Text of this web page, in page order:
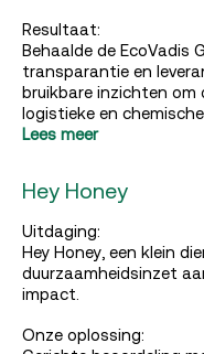
Resultaat:
Behaalde de EcoVadis
transparantie en
bruikbare inzichten om
logistieke en
Lees meer
Hey Honey
Uitdaging:
Hey Honey, een klein
duurzaamheidsinzet
impact.
Onze oplossing: